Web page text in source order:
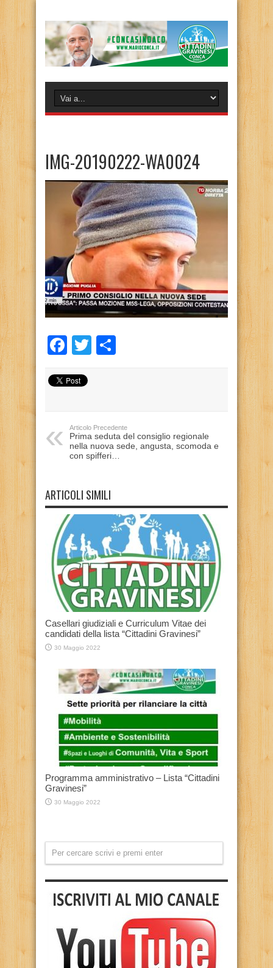
IMG-20190222-WA0024
Facebook
Twitter
Articolo Precedente
Prima seduta del consiglio regionale
nella nuova sede, angusta, scomoda e
con spifferi…
ARTICOLI SIMILI
Casellari giudiziali e Curriculum Vitae dei
candidati della lista “Cittadini Gravinesi”
30 Maggio 2022
Programma amministrativo – Lista “Cittadini
Gravinesi”
30 Maggio 2022